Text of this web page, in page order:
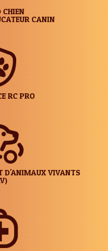
CHIEN
CANIN
RC PRO
D'ANIMAUX VIVANTS